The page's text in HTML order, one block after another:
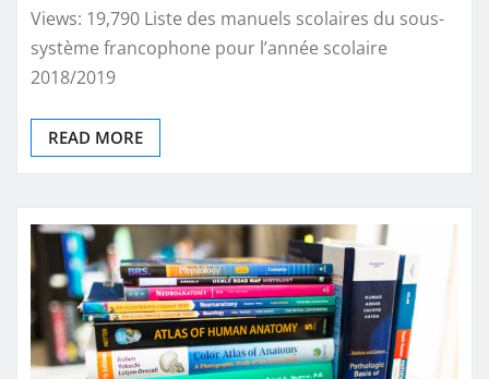
Views: 19,790 Liste des manuels scolaires du sous-
système francophone pour l’année scolaire
2018/2019
READ MORE